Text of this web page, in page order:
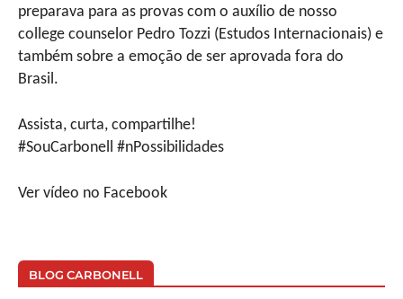
preparava para as provas com o auxílio de nosso
college counselor Pedro Tozzi (Estudos Internacionais) e
também sobre a emoção de ser aprovada fora do
Brasil.
Assista, curta, compartilhe!
#SouCarbonell #nPossibilidades
Ver vídeo no Facebook
BLOG CARBONELL